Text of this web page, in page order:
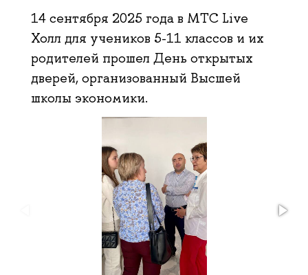
14 сентября 2025 года в МТС Live
Холл для учеников 5-11 классов и их
родителей прошел День открытых
дверей, организованный Высшей
школы экономики.